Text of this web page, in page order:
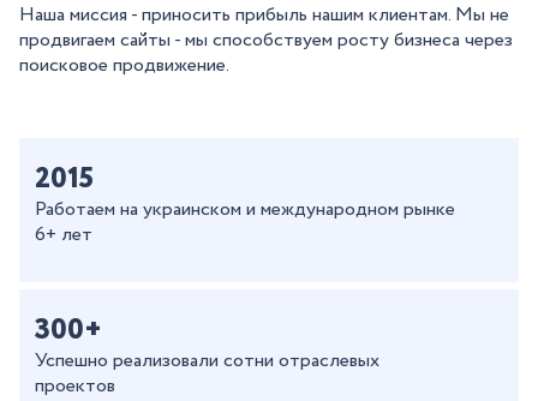
Наша миссия - приносить прибыль нашим клиентам. Мы не
продвигаем сайты - мы способствуем росту бизнеса через
поисковое продвижение.
2015
Работаем на украинском и международном рынке
6+ лет
300+
Успешно реализовали сотни отраслевых
проектов